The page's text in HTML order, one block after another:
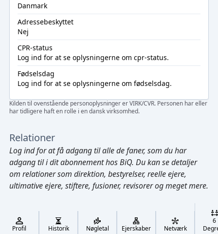
Cmd/Ctrl + K
Danmark
Adressebeskyttet
Nej
CPR-status
Log ind for at se oplysningerne om cpr-status.
Fødselsdag
Log ind for at se oplysningerne om fødselsdag.
Kilden til ovenstående personoplysninger er VIRK/CVR. Personen har eller
har tidligere haft en rolle i en dansk virksomhed.
Relationer
Log indfor at få adgang til alle de faner, som du har
adgang til i dit abonnement hos BiQ. Du kan se detaljer
om relationer som direktion, bestyrelser, reelle ejere,
ultimative ejere, stiftere, fusioner, revisorer og meget mere.
Profil Historik Nøgletal Ejerskaber Netværk
6